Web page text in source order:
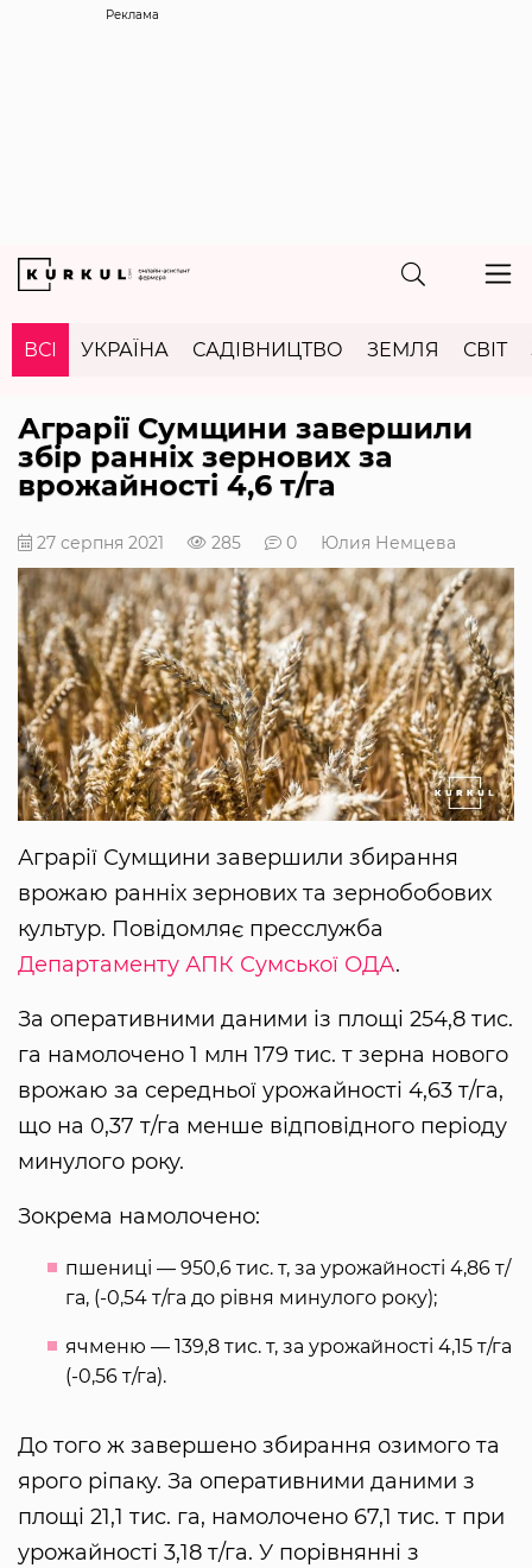
Реклама
ВСІ УКРАЇНА САДІВНИЦТВО ЗЕМЛЯ СВІТ
Аграрії Сумщини завершили
збір ранніх зернових за
врожайності 4,6 т/га
27 серпня 2021 285 0 Юлия Немцева
Аграрії Сумщини завершили збирання
врожаю ранніх зернових та зернобобових
культур. Повідомляє пресслужба
Департаменту АПК Сумської ОДА.
За оперативними даними із площі 254,8 тис.
га намолочено 1 млн 179 тис. т зерна нового
врожаю за середньої урожайності 4,63 т/га,
що на 0,37 т/га менше відповідного періоду
минулого року.
Зокрема намолочено:
пшениці — 950,6 тис. т, за урожайності 4,86 т/
га, (-0,54 т/га до рівня минулого року);
ячменю — 139,8 тис. т, за урожайності 4,15 т/га
(-0,56 т/га).
До того ж завершено збирання озимого та
ярого ріпаку. За оперативними даними з
площі 21,1 тис. га, намолочено 67,1 тис. т при
урожайності 3,18 т/га. У порівнянні з